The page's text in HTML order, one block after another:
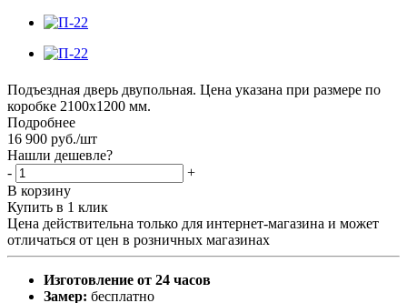
Подъездная дверь двупольная. Цена указана при размере по
коробке 2100х1200 мм.
Подробнее
16 900 руб./шт
Нашли дешевле?
-
+
В корзину
Купить в 1 клик
Цена действительна только для интернет-магазина и может
отличаться от цен в розничных магазинах
Изготовление от 24 часов
Замер: бесплатно